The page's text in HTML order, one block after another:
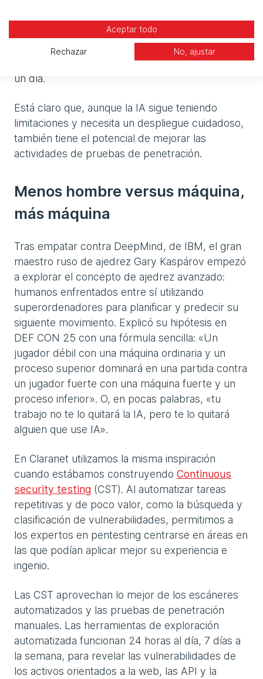
Champaign (UIUC) descubrieron que GPT-4 fue
capaz de idear con éxito exploits para
vulnerabilidades que han sido públicas durante
un día.
Está claro que, aunque la IA sigue teniendo
limitaciones y necesita un despliegue cuidadoso,
también tiene el potencial de mejorar las
actividades de pruebas de penetración.
Menos hombre versus máquina,
más máquina
Tras empatar contra DeepMind, de IBM, el gran
maestro ruso de ajedrez Gary Kaspárov empezó
a explorar el concepto de ajedrez avanzado:
humanos enfrentados entre sí utilizando
superordenadores para planificar y predecir su
siguiente movimiento. Explicó su hipótesis en
DEF CON 25 con una fórmula sencilla: «Un
jugador débil con una máquina ordinaria y un
proceso superior dominará en una partida contra
un jugador fuerte con una máquina fuerte y un
proceso inferior». O, en pocas palabras, «tu
trabajo no te lo quitará la IA, pero te lo quitará
alguien que use IA».
En Claranet utilizamos la misma inspiración
cuando estábamos construyendo Continuous
security testing (CST). Al automatizar tareas
repetitivas y de poco valor, como la búsqueda y
clasificación de vulnerabilidades, permitimos a
los expertos en pentesting centrarse en áreas en
las que podían aplicar mejor su experiencia e
ingenio.
Las CST aprovechan lo mejor de los escáneres
automatizados y las pruebas de penetración
manuales. Las herramientas de exploración
automatizada funcionan 24 horas al día, 7 días a
la semana, para revelar las vulnerabilidades de
los activos orientados a la web, las API y la
Aceptar todo
Rechazar No, ajustar